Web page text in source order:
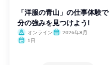
「洋服の青山」の仕事体験
分の強みを見つけよう!
オンライン
2026年8月
1日